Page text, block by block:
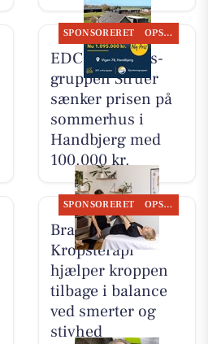
SPONSORERET OPSLAGSTAVLEN
EDC Ejen­doms­
grup­pen Struer
sænker prisen på
sommerhus i
Handbjerg med
100.000 kr.
SPONSORERET OPSLAGSTAVLEN
Brandsborgs
Kropsterapi
hjælper kroppen
tilbage i balance
ved smerter og
stivhed